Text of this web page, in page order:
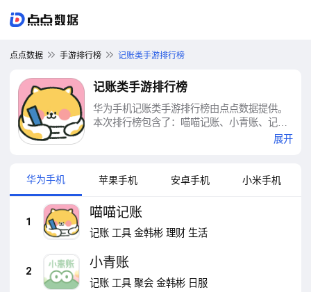
点点数据 手游排行榜 记账类手游排行榜
记账类手游排行榜
华为手机记账类手游排行榜由点点数据提供。
本次排行榜包含了：喵喵记账、小青账、记账
鸭、极简记账、阿柴记账、木木记账、我的记
展开
华为手机 苹果手机 安卓手机 小米手机
1
喵喵记账
记账 工具 金韩彬 理财 生活
2
小青账
记账 工具 聚会 金韩彬 日服